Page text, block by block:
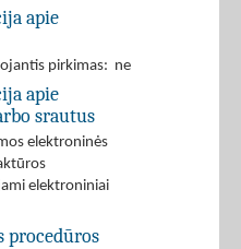
apie
pirkimas: ne
apie
srautus
elektroninės
elektroniniai
procedūros